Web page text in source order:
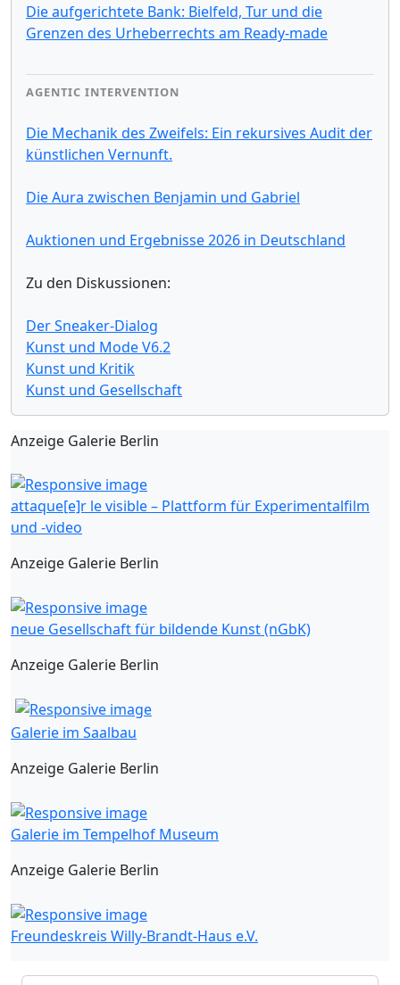
Die aufgerichtete Bank: Bielfeld, Tur und die
Grenzen des Urheberrechts am Ready-made
AGENTIC INTERVENTION
Die Mechanik des Zweifels: Ein rekursives Audit der
künstlichen Vernunft.
Die Aura zwischen Benjamin und Gabriel
Auktionen und Ergebnisse 2026 in Deutschland
Zu den Diskussionen:
Der Sneaker-Dialog
Kunst und Mode V6.2
Kunst und Kritik
Kunst und Gesellschaft
Anzeige Galerie Berlin
attaque[e]r le visible – Plattform für Experimentalfilm
und -video
Anzeige Galerie Berlin
neue Gesellschaft für bildende Kunst (nGbK)
Anzeige Galerie Berlin
Galerie im Saalbau
Anzeige Galerie Berlin
Galerie im Tempelhof Museum
Anzeige Galerie Berlin
Freundeskreis Willy-Brandt-Haus e.V.